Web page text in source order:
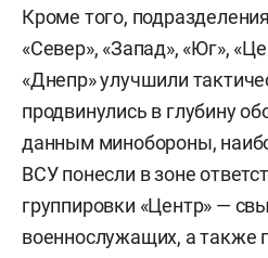
Кроме того,
«Север», «Запад», «Юг»,
«Днепр» улучшили
продвинулись в глубину
данным минобороны,
ВСУ понесли в зоне
группировки «Центр» —
военнослужащих, а также